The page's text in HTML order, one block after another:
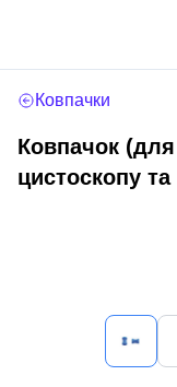
Ковпачки
Ковпачок
цистоскопу та